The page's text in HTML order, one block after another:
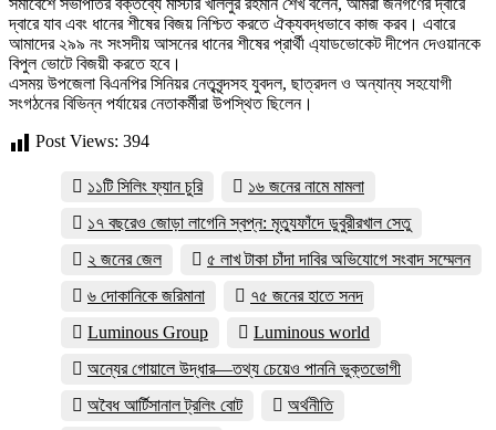
দ্বারে যাব এবং ধানের শীষের বিজয় নিশ্চিত করতে ঐক্যবদ্ধভাবে কাজ করব। এবারে
আমাদের ২৯৯ নং সংসদীয় আসনের ধানের শীষের প্রার্থী এ্যাডভোকেট দীপেন দেওয়ানকে
বিপুল ভোটে বিজয়ী করতে হবে।
এসময় উপজেলা বিএনপির সিনিয়র নেতৃবৃন্দসহ যুবদল, ছাত্রদল ও অন্যান্য সহযোগী
সংগঠনের বিভিন্ন পর্যায়ের নেতাকর্মীরা উপস্থিত ছিলেন।
Post Views: 394
১১টি সিলিং ফ্যান চুরি
১৬ জনের নামে মামলা
১৭ বছরেও জোড়া লাগেনি স্বপ্ন: মৃত্যুফাঁদে ডুবুরীরখাল সেতু
২ জনের জেল
৫ লাখ টাকা চাঁদা দাবির অভিযোগে সংবাদ সম্মেলন
৬ দোকানিকে জরিমানা
৭৫ জনের হাতে সনদ
Luminous Group
Luminous world
অন্যের গোয়ালে উদ্ধার—তথ্য চেয়েও পাননি ভুক্তভোগী
অবৈধ আর্টিসানাল ট্রলিং বোট
অর্থনীতি